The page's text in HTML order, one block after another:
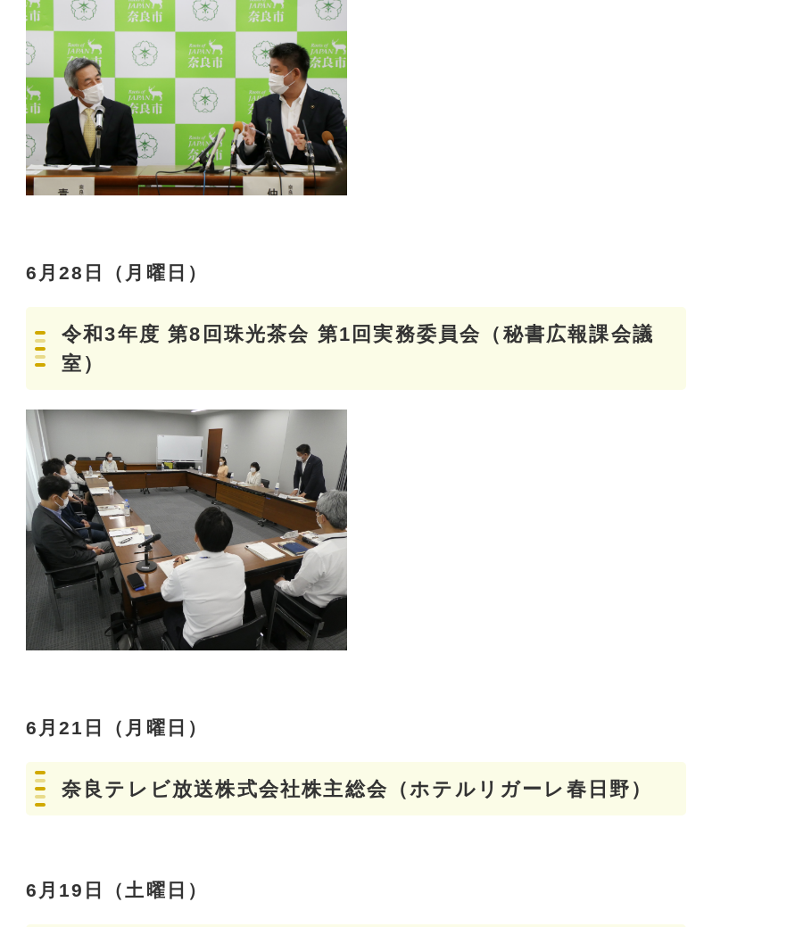
6月28日（月曜日）
令和3年度 第8回珠光茶会 第1回実務委員会（秘書広報課会議
室）
6月21日（月曜日）
奈良テレビ放送株式会社株主総会（ホテルリガーレ春日野）
6月19日（土曜日）